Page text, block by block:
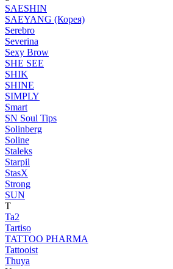
SAESHIN
SAEYANG (Корея)
Serebro
Severina
Sexy Brow
SHE SEE
SHIK
SHINE
SIMPLY
Smart
SN Soul Tips
Solinberg
Soline
Staleks
Starpil
StasX
Strong
SUN
T
Ta2
Tartiso
TATTOO PHARMA
Tattooist
Thuya